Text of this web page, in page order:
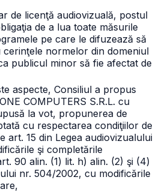
de licenţă audiovizuală, postul
de a lua toate măsurile
pe care le difuzează să
normelor din domeniul
publicul minor să fie afectat de
aspecte, Consiliul a propus
COMPUTERS S.R.L. cu
la vot, propunerea de
cu respectarea condiţiilor de
art. 15 din Legea audiovizualului
şi completările
90 alin. (1) lit. h) alin. (2) şi (4)
nr. 504/2002, cu modificările